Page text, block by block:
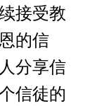
接受教
的信
分享信
信徒的